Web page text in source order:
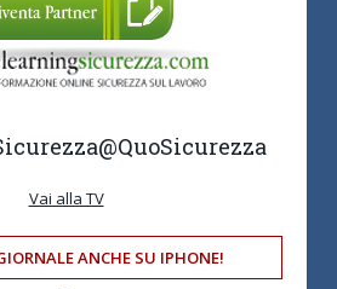
@QuoSicurezza
Vai alla TV
ANCHE SU IPHONE!